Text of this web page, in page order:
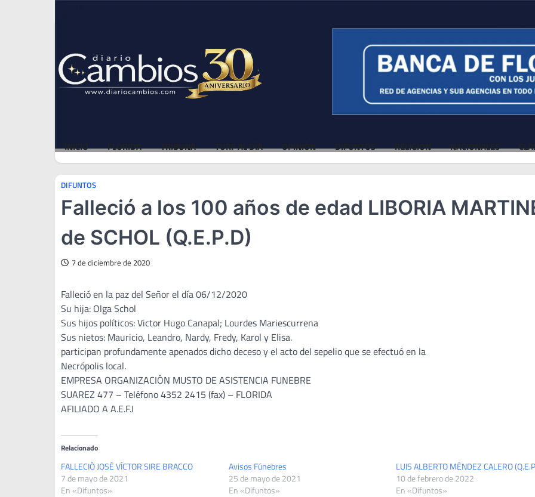
INICIO FLORIDA TRIBUNA TURF AL DÍA OPINIÓN DIFUNTOS RELIGIÓN NACIONALES
DIFUNTOS
Falleció a los 100 años de edad LIBORIA
de SCHOL (Q.E.P.D)
7 de diciembre de 2020
Falleció en la paz del Señor el día 06/12/2020
Su hija: Olga Schol
Sus hijos políticos: Victor Hugo Canapal; Lourdes Mariescurrena
Sus nietos: Mauricio, Leandro, Nardy, Fredy, Karol y Elisa.
participan profundamente apenados dicho deceso y el acto del sepelio que se efectuó en la
Necrópolis local.
EMPRESA ORGANIZACIÓN MUSTO DE ASISTENCIA FUNEBRE
SUAREZ 477 – Teléfono 4352 2415 (fax) – FLORIDA
AFILIADO A A.E.F.I
Relacionado
FALLECIÓ JOSÉ VÍCTOR SIRE BRACCO
7 de mayo de 2021
En «Difuntos»
Avisos Fúnebres
25 de mayo de 2021
En «Difuntos»
LUIS ALBERTO MÉNDEZ CALERO
10 de febrero de 2022
En «Difuntos»